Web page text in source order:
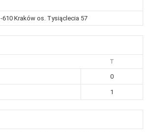
610 Kraków os. Tysiąclecia 57
T
0
1